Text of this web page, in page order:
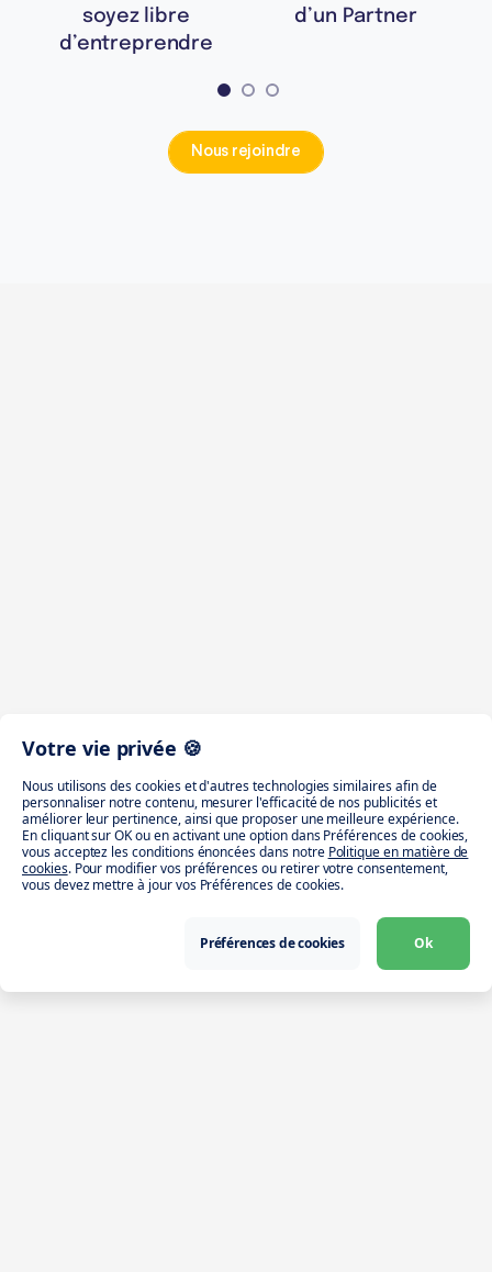
soyez libre
d’entreprendre
d’un Partner
Nous rejoindre
Votre vie privée 🍪
Nous utilisons des cookies et d'autres technologies similaires afin de
personnaliser notre contenu, mesurer l'efficacité de nos publicités et
améliorer leur pertinence, ainsi que proposer une meilleure expérience.
En cliquant sur OK ou en activant une option dans Préférences de cookies,
vous acceptez les conditions énoncées dans notre Politique en matière de
cookies. Pour modifier vos préférences ou retirer votre consentement,
vous devez mettre à jour vos Préférences de cookies.
Préférences de cookies Ok